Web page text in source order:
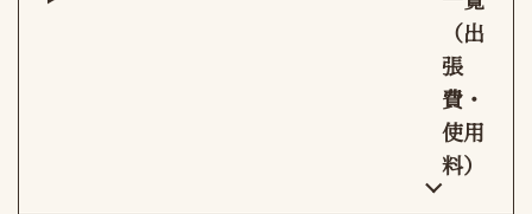
（出
張
費・
使用
料）